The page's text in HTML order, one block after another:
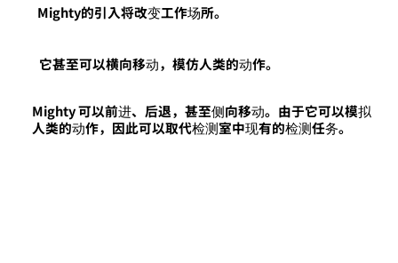
Mighty的引入将改变工作场所。
它甚至可以横向移动，模仿人类的动作。
Mighty 可以前进、后退，甚至侧向移动。由于它可以模拟
人类的动作，因此可以取代检测室中现有的检测任务。